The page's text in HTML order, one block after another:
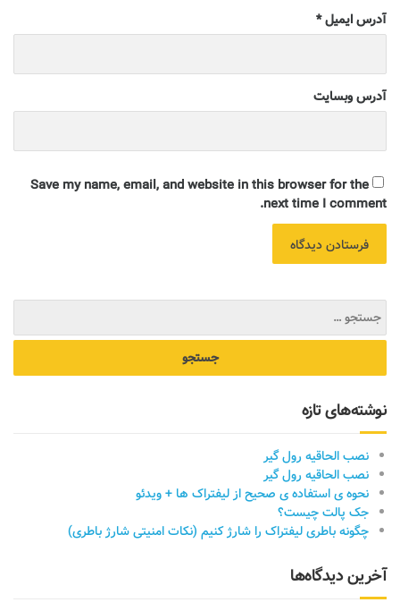
آدرس ایمیل*
آدرس وبسایت
Save my name, email, and website in this browser for the
next time I comment.
نوشته‌های تازه
نصب الحاقیه رول گیر
نصب الحاقیه رول گیر
نحوه ی استفاده ی صحیح از لیفتراک ها + ویدئو
جک پالت چیست؟
چگونه باطری لیفتراک را شارژ کنیم (نکات امنیتی شارژ باطری)
آخرین دیدگاه‌ها